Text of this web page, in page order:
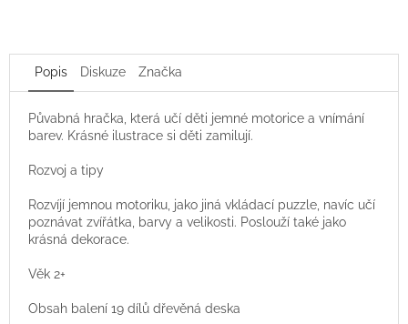
Popis Diskuze Značka
Půvabná hračka, která učí děti jemné motorice a vnímání
barev. Krásné ilustrace si děti zamilují.
Rozvoj a tipy
Rozvíjí jemnou motoriku, jako jiná vkládací puzzle, navíc učí
poznávat zvířátka, barvy a velikosti. Poslouží také jako
krásná dekorace.
Věk 2+
Obsah balení 19 dílů dřevěná deska